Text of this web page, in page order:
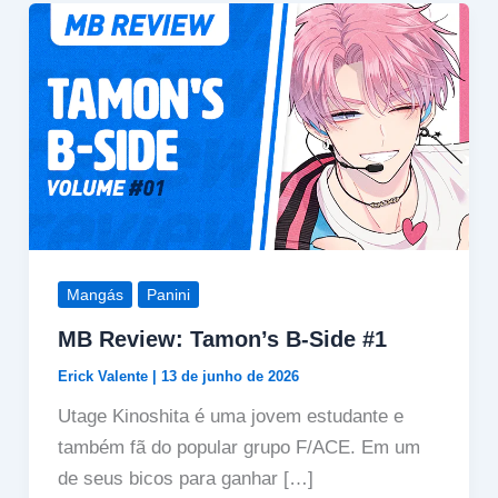
Mangás Panini
MB Review: Tamon’s B-Side #1
Erick Valente 13 de junho de 2026
Utage Kinoshita é uma jovem estudante e
também fã do popular grupo F/ACE. Em um
de seus bicos para ganhar […]